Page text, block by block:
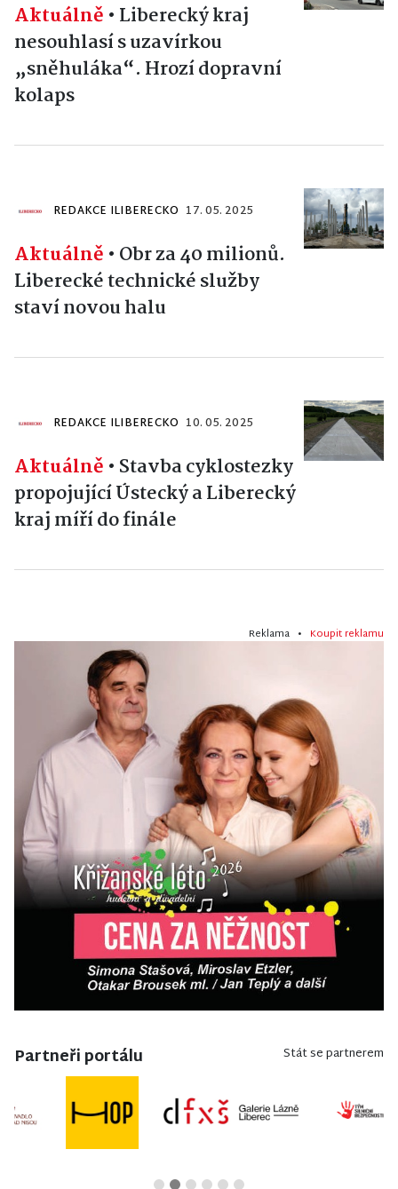
Aktuálně • Liberecký kraj
nesouhlasí s uzavírkou
„sněhuláka“. Hrozí dopravní
kolaps
REDAKCE ILIBERECKO 17. 05. 2025
Aktuálně • Obr za 40 milionů.
Liberecké technické služby
staví novou halu
REDAKCE ILIBERECKO 10. 05. 2025
Aktuálně • Stavba cyklostezky
propojující Ústecký a Liberecký
kraj míří do finále
Reklama • Koupit reklamu
Partneři portálu Stát se partnerem